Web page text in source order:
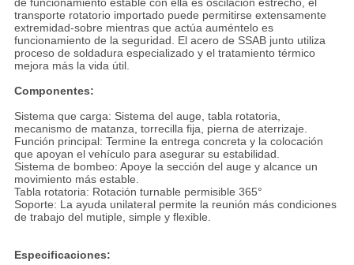
de funcionamiento estable con ella es oscilación estrecho, el
transporte rotatorio importado puede permitirse extensamente
extremidad-sobre mientras que actúa auméntelo es
funcionamiento de la seguridad. El acero de SSAB junto utiliza
proceso de soldadura especializado y el tratamiento térmico
mejora más la vida útil.
Componentes:
Sistema que carga: Sistema del auge, tabla rotatoria,
mecanismo de matanza, torrecilla fija, pierna de aterrizaje.
Función principal: Termine la entrega concreta y la colocación
que apoyan el vehículo para asegurar su estabilidad.
Sistema de bombeo: Apoye la sección del auge y alcance un
movimiento más estable.
Tabla rotatoria: Rotación turnable permisible 365°
Soporte: La ayuda unilateral permite la reunión más condiciones
de trabajo del mutiple, simple y flexible.
Especificaciones: